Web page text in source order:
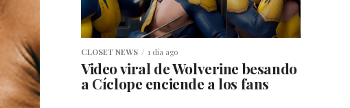
CLOSET NEWS 1 día ago
Video viral de Wolverine besando
a Cíclope enciende a los fans